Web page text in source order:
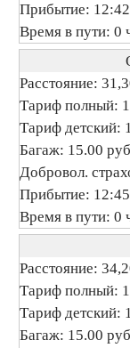
Прибытие: 12:42
Время в пути: 0
Расстояние:
Тариф полный:
Тариф детский:
Багаж: 15.00
Добровол.
Прибытие: 12:45
Время в пути: 0
Расстояние:
Тариф полный:
Тариф детский:
Багаж: 15.00